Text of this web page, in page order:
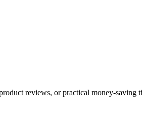
reviews, or practical money-